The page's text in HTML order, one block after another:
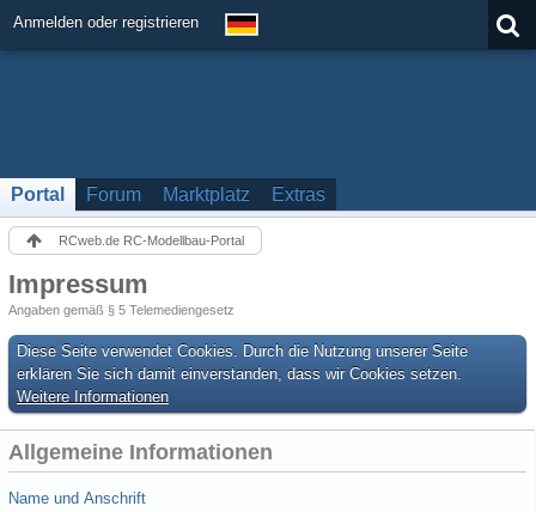
Anmelden oder registrieren
Portal Forum Marktplatz Extras
RCweb.de RC-Modellbau-Portal
Impressum
Angaben gemäß § 5 Telemediengesetz
Diese Seite verwendet Cookies. Durch die Nutzung unserer Seite
erklären Sie sich damit einverstanden, dass wir Cookies setzen.
Weitere Informationen
Allgemeine Informationen
Name und Anschrift